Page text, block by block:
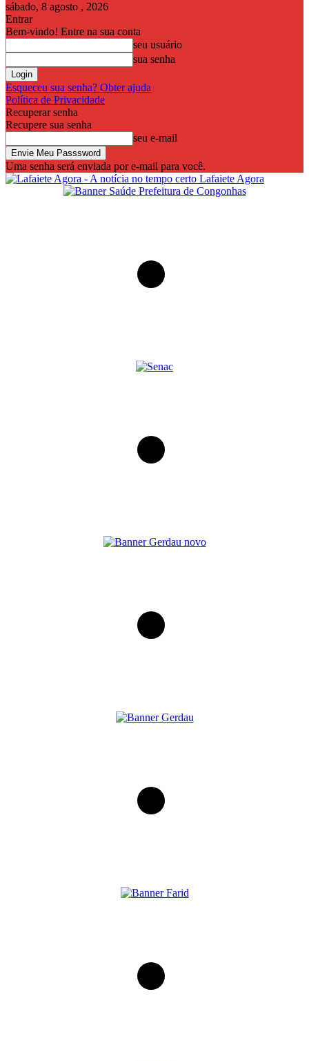
sábado, 8 agosto , 2026
Entrar
Bem-vindo! Entre na sua conta
seu usuário
sua senha
Esqueceu sua senha? Obter ajuda
Política de Privacidade
Recuperar senha
Recupere sua senha
seu e-mail
Uma senha será enviada por e-mail para você.
Lafaiete Agora